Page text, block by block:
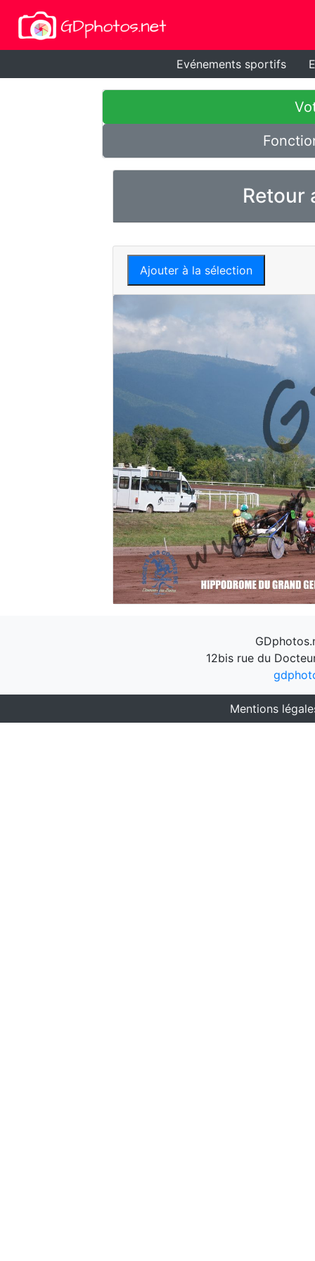
Evénements sportifs
Retour
Ajouter à la sélection
12bis rue du
Mentions